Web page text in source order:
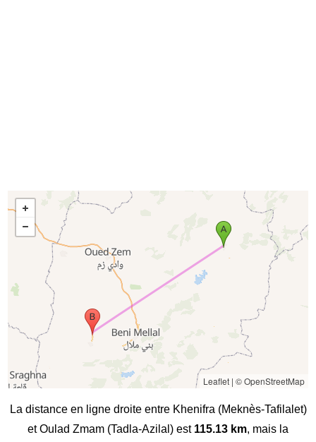
Leaflet| © OpenStreetMap
La distance en ligne droite entre Khenifra (Meknès-Tafilalet)
et Oulad Zmam (Tadla-Azilal) est 115.13 km, mais la